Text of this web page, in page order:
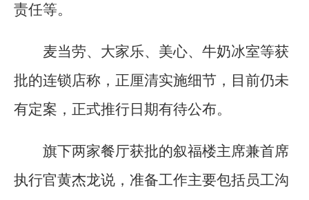
责任等。
麦当劳、大家乐、美心、牛奶冰室等获
批的连锁店称，正厘清实施细节，目前仍未
有定案，正式推行日期有待公布。
旗下两家餐厅获批的叙福楼主席兼首席
执行官黄杰龙说，准备工作主要包括员工沟